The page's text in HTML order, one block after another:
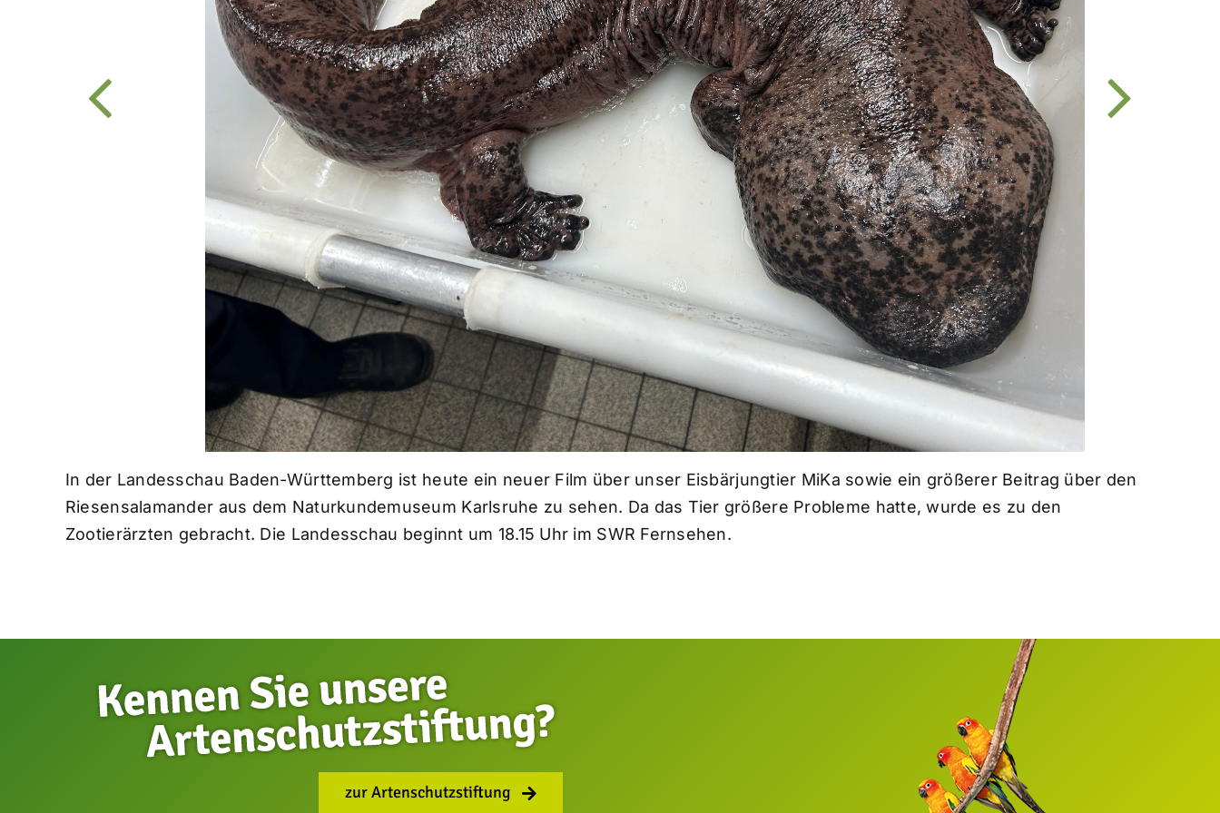
In der Landesschau Baden-Württemberg ist heute ein neuer Film über unser Eisbärjungtier MiKa sowie ein größerer Beitrag über den
Riesensalamander aus dem Naturkundemuseum Karlsruhe zu sehen. Da das Tier größere Probleme hatte, wurde es zu den
Zootierärzten gebracht. Die Landesschau beginnt um 18.15 Uhr im SWR Fernsehen.
zur Artenschutzstiftung